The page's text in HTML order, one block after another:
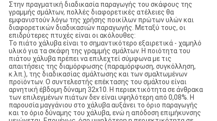
Στην πραγματική διαδικασία παραγωγής του σκάφους της
γραμμής σμάλτων, πολλές διαφορετικές ατέλειες θα
εμφανιστούν λόγω της χρήσης ποικίλων πρώτων υλών και
διαφορετικών διαδικασιών παραγωγής. Μεταξύ τους, οι
επιδρύτερες πτυχές είναι οι ακόλουθες:
Το πιάτο χάλυβα είναι το σημαντικότερο εξαιρετικά - χαμηλό
υλικό για τα σκάφη της γραμμής σμάλτων. Η ποιότητα του
πιάτου χάλυβα πρέπει να επιλεχτεί σύμφωνα με τις
απαιτήσεις της διαμόρφωσης (παραμόρφωση, συγκόλληση,
κ.λπ.), της διαδικασίας σμάλτωσης και των σμαλτωμένων
προϊόντων. Ο συντελεστής επέκτασης του σμάλτου είναι
αρνητική έβδομη δύναμη 32x10. Η περιεκτικότητα σε άνθρακα
των επιλεγμένων πιάτων δεν είναι υψηλότερη από 0,08%. Η
παρουσία μαγγάνιου στο χάλυβα αυξάνει το όριο παραγωγής
και το όριο δύναμης του χάλυβα, ενώ η απόδοση επιμήκυνσης